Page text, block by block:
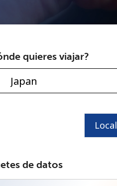
quieres viajar?
Local
de datos